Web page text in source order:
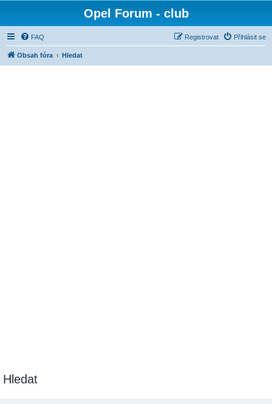
Opel Forum - club
FAQ Přihlásit se
Registrovat
Obsah fóra Hledat
Hledat